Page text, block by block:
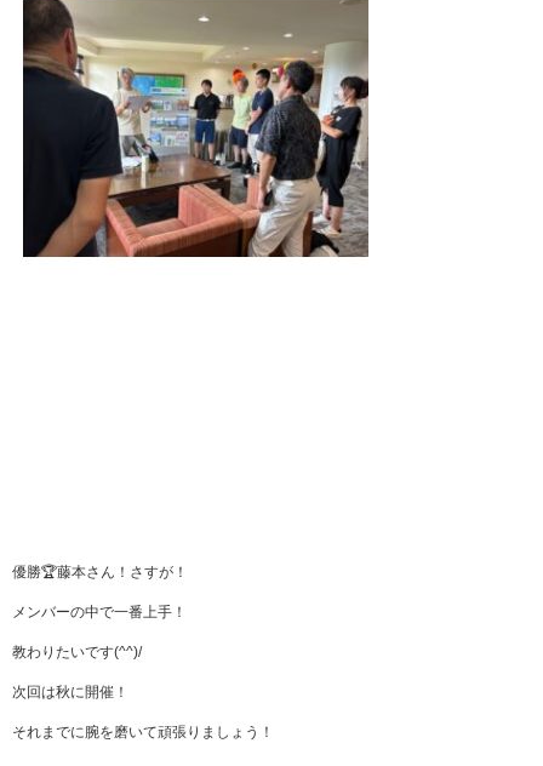
優勝🏆藤本さん！さすが！
メンバーの中で一番上手！
教わりたいです(^^)/
次回は秋に開催！
それまでに腕を磨いて頑張りましょう！